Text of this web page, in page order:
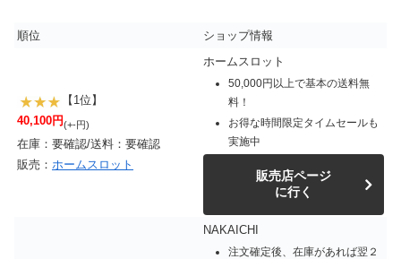
順位 ショップ情報
【1位】
40,100円(+-円)
在庫：要確認/送料：要確認
販売： ホームスロット
ホームスロット
50,000円以上で基本の送料無
料！
お得な時間限定タイムセールも
実施中
販売店ページ
に行く
NAKAICHI
注文確定後、在庫があれば翌２